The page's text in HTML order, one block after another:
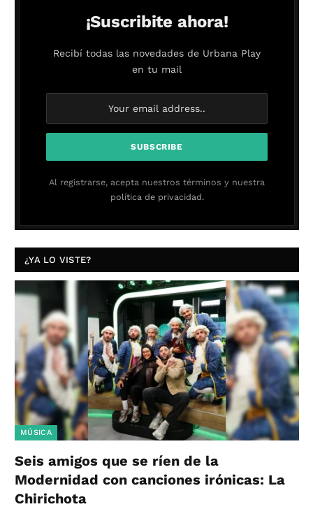
¡Suscribite ahora!
Recibí todas las novedades de Urbana Play
en tu mail
Al registrarse, acepta nuestros términos y nuestra
política de privacidad.
¿YA LO VISTE?
MÚSICA
Seis amigos que se ríen de la
Modernidad con canciones irónicas: La
Chirichota